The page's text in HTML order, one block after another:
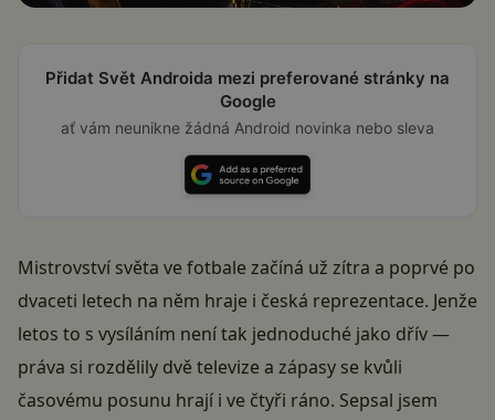
Přidat Svět Androida mezi preferované stránky na
Google
ať vám neunikne žádná Android novinka nebo sleva
Mistrovství světa ve fotbale začíná už zítra a poprvé po
dvaceti letech na něm hraje i česká reprezentace. Jenže
letos to s vysíláním není tak jednoduché jako dřív —
práva si rozdělily dvě televize a zápasy se kvůli
časovému posunu hrají i ve čtyři ráno. Sepsal jsem